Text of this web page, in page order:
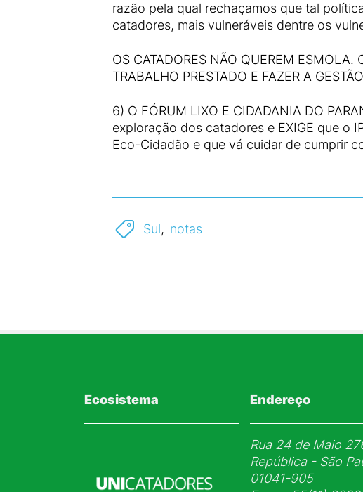
razão pela qual rechaçamos que tal
catadores, mais vulneráveis dentre os
OS CATADORES NÃO QUEREM ESMOLA.
TRABALHO PRESTADO E FAZER A
6) O FÓRUM LIXO E CIDADANIA DO
exploração dos catadores e EXIGE que o
Eco-Cidadão e que vá cuidar de cumprir
Sul, notas
Ecosistema Endereço
Rua 24 de Maio
República - São
01041-905